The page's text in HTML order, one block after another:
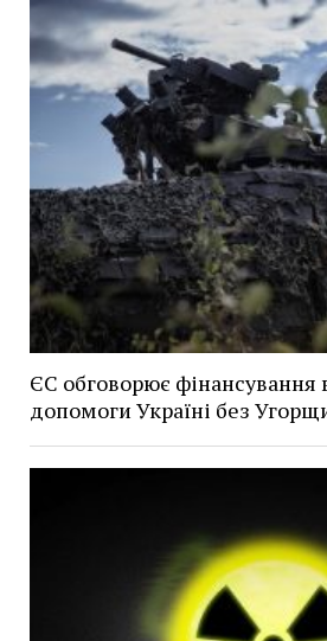
ЄС обговорює фінансування
допомоги Україні без